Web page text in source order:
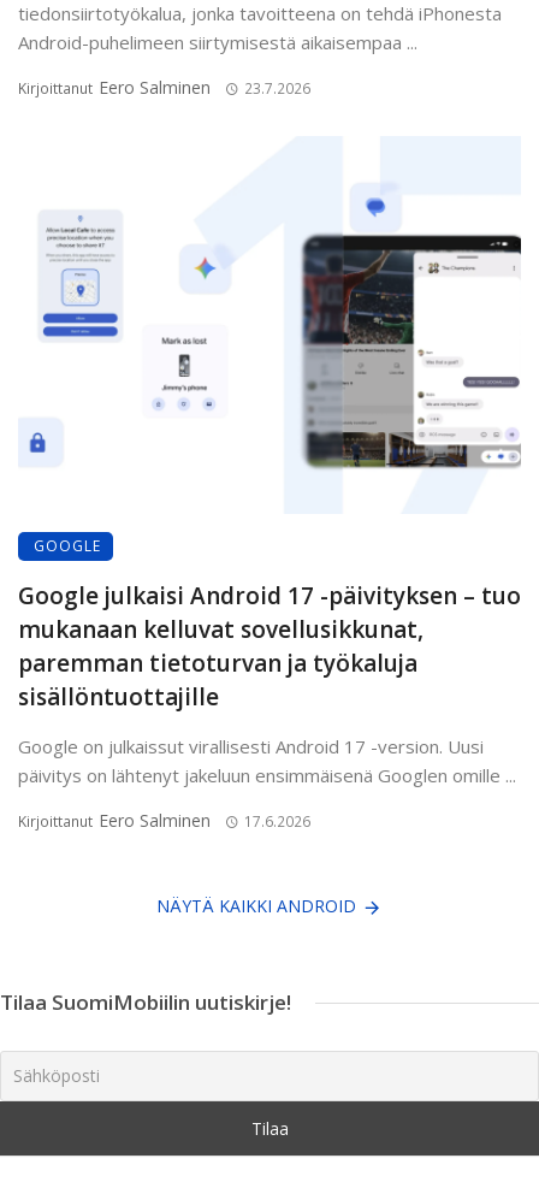
tiedonsiirtotyökalua, jonka tavoitteena on tehdä iPhonesta
Android-puhelimeen siirtymisestä aikaisempaa ...
Kirjoittanut Eero Salminen 23.7.2026
GOOGLE
Google julkaisi Android 17 -päivityksen – tuo
mukanaan kelluvat sovellusikkunat,
paremman tietoturvan ja työkaluja
sisällöntuottajille
Google on julkaissut virallisesti Android 17 -version. Uusi
päivitys on lähtenyt jakeluun ensimmäisenä Googlen omille ...
Kirjoittanut Eero Salminen 17.6.2026
NÄYTÄ KAIKKI ANDROID
Tilaa SuomiMobiilin uutiskirje!